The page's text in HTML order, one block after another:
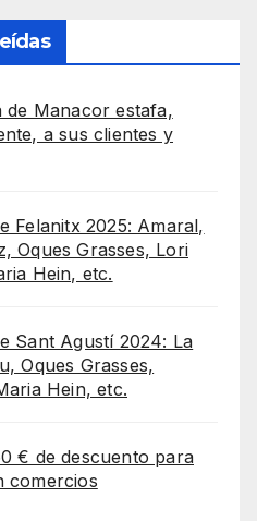
de Manacor estafa,
a sus clientes y
Felanitx 2025: Amaral,
Oques Grasses, Lori
Hein, etc.
Sant Agustí 2024: La
Oques Grasses,
Hein, etc.
€ de descuento para
comercios